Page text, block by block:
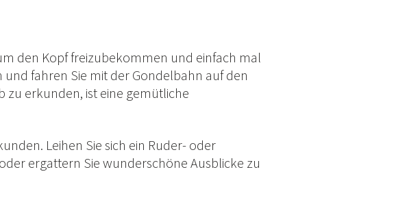
den Kopf freizubekommen und einfach mal
fahren Sie mit der Gondelbahn auf den
zu erkunden, ist eine gemütliche
Leihen Sie sich ein Ruder- oder
ergattern Sie wunderschöne Ausblicke zu